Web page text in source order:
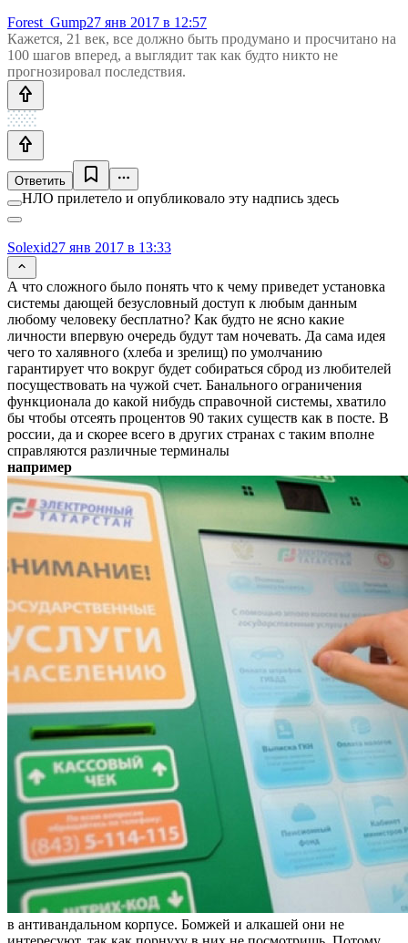
Forest_Gump27 янв 2017 в 12:57
Кажется, 21 век, все должно быть продумано и просчитано на
100 шагов вперед, а выглядит так как будто никто не
прогнозировал последствия.
Ответить
НЛО прилетело и опубликовало эту надпись здесь
Solexid27 янв 2017 в 13:33
А что сложного было понять что к чему приведет установка
системы дающей безусловный доступ к любым данным
любому человеку бесплатно? Как будто не ясно какие
личности впервую очередь будут там ночевать. Да сама идея
чего то халявного (хлеба и зрелищ) по умолчанию
гарантирует что вокруг будет собираться сброд из любителей
посуществовать на чужой счет. Банального ограничения
функционала до какой нибудь справочной системы, хватило
бы чтобы отсеять процентов 90 таких существ как в посте. В
россии, да и скорее всего в других странах с таким вполне
справляются различные терминалы
например
в антивандальном корпусе. Бомжей и алкашей они не